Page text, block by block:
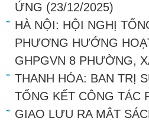
ỨNG (23/12/2025)
HÀ NỘI: HỘI NGHỊ
PHƯƠNG HƯỚNG
GHPGVN 8 PHƯỜNG,
THANH HÓA: BAN TRỊ
TỔNG KẾT CÔNG TÁC
GIAO LƯU RA MẮT